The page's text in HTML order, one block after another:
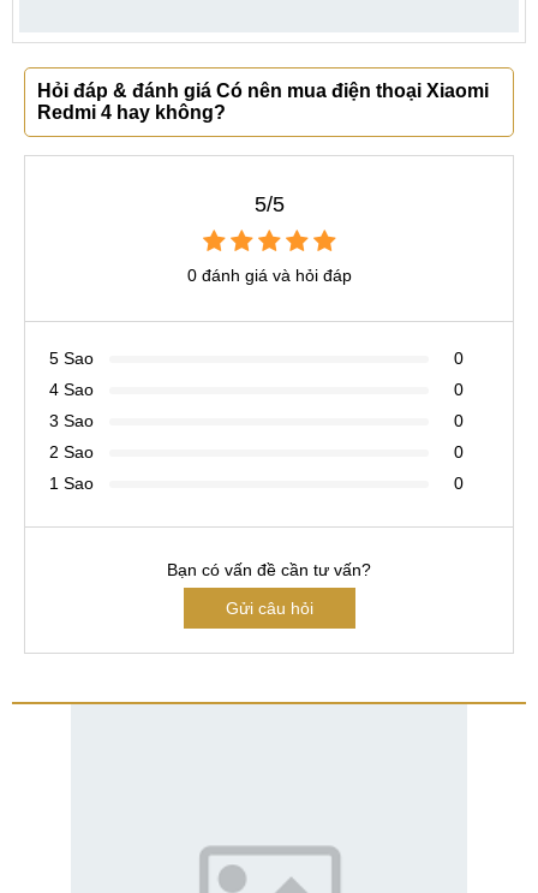
Hỏi đáp & đánh giá Có nên mua điện thoại Xiaomi
Redmi 4 hay không?
5/5
0 đánh giá và hỏi đáp
5 Sao
0
4 Sao
0
3 Sao
0
2 Sao
0
1 Sao
0
Bạn có vấn đề cần tư vấn?
Gửi câu hỏi